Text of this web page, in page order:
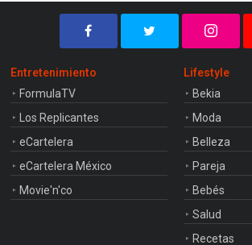
Entretenimiento
FormulaTV
Los Replicantes
eCartelera
eCartelera México
Movie'n'co
Lifestyle
Bekia
Moda
Belleza
Pareja
Bebés
Salud
Recetas